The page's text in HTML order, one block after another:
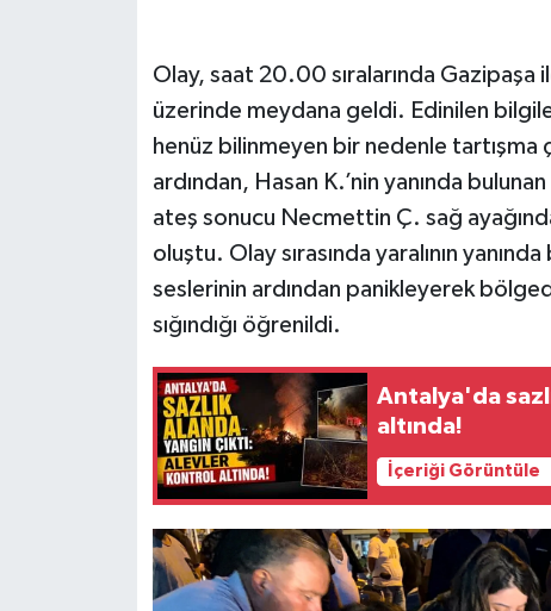
Olay, saat 20.00 sıralarında
üzerinde meydana geldi. Edinilen
henüz bilinmeyen bir nedenle tartışma
ardından, Hasan K.’nin yanında
ateş sonucu Necmettin Ç. sağ
oluştu. Olay sırasında yaralının
seslerinin ardından panikleyerek
sığındığı öğrenildi.
Antalya'da
altında!
İçeriği Görüntüle